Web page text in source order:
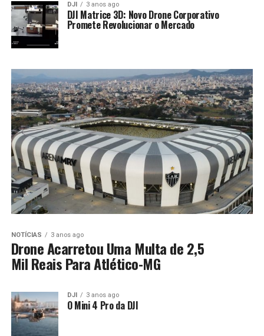
DJI 3 anos ago
DJI Matrice 3D: Novo Drone Corporativo
Promete Revolucionar o Mercado
NOTÍCIAS 3 anos ago
Drone Acarretou Uma Multa de 2,5
Mil Reais Para Atlético-MG
DJI 3 anos ago
O Mini 4 Pro da DJI